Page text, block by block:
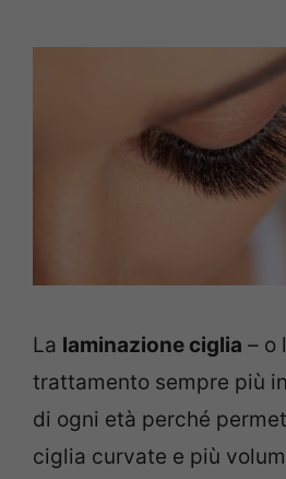
La laminazione ciglia – o
trattamento sempre più
di ogni età perché
ciglia curvate e più